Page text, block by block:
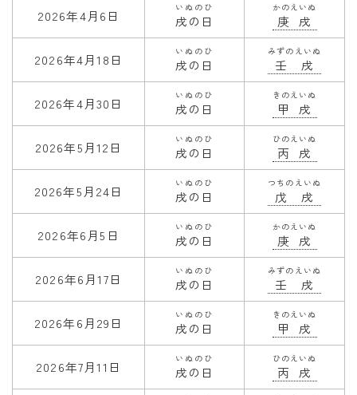
2026年4月6日 戌の日
いぬのひ
庚戌
かのえいぬ
2026年4月18日 戌の日
いぬのひ
壬戌
みずのえいぬ
2026年4月30日 戌の日
いぬのひ
甲戌
きのえいぬ
2026年5月12日 戌の日
いぬのひ
丙戌
ひのえいぬ
2026年5月24日 戌の日
いぬのひ
戊戌
つちのえいぬ
2026年6月5日 戌の日
いぬのひ
庚戌
かのえいぬ
2026年6月17日 戌の日
いぬのひ
壬戌
みずのえいぬ
2026年6月29日 戌の日
いぬのひ
甲戌
きのえいぬ
2026年7月11日 戌の日
いぬのひ
丙戌
ひのえいぬ